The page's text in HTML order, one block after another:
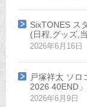
SixTONES ス
(日程,グッズ,
2026年6月16日
戸塚祥太 ソロ
2026 40END
2026年6月9日